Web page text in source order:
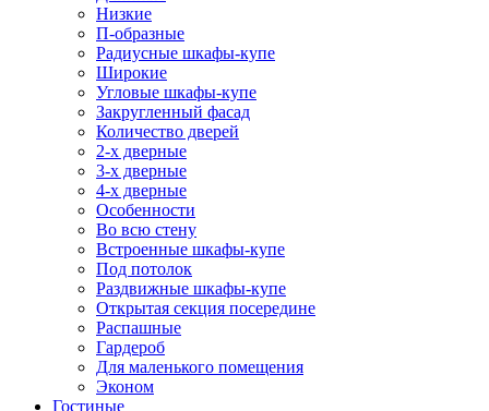
Низкие
П-образные
Радиусные шкафы-купе
Широкие
Угловые шкафы-купе
Закругленный фасад
Количество дверей
2-х дверные
3-х дверные
4-х дверные
Особенности
Во всю стену
Встроенные шкафы-купе
Под потолок
Раздвижные шкафы-купе
Открытая секция посередине
Распашные
Гардероб
Для маленького помещения
Эконом
Гостиные